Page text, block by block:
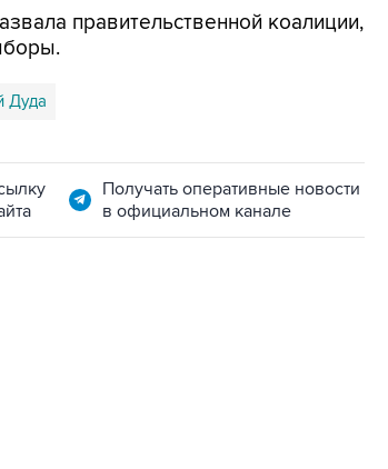
правительственной коалиции,
Дуда
Получать оперативные новости
в официальном канале